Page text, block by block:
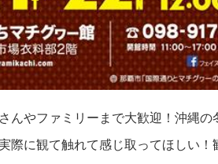
んやファミリーまで大歓迎！沖縄
際に観て触れて感じ取ってほしい